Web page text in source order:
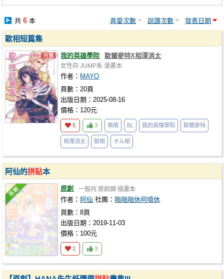
共 6本 喜愛次數 說讚次數 發表日期
歐相短篇集
我的英雄學院 歐爾麥特X相澤消太
女性向 JUMP系 漫畫本
作者： MAYO
頁數：20頁
出版日期：2025-08-16
價格：120元
5 3 萌萌 BL 我的英雄學院 歐爾麥特
相澤消太 歐相 オル相
阿仙的拼貼本
原創 一般向 原創類 插畫本
作者： 阿仙 社團： 啪啪啪休呵噴休
頁數：8頁
出版日期：2019-11-03
價格：100元
1 3